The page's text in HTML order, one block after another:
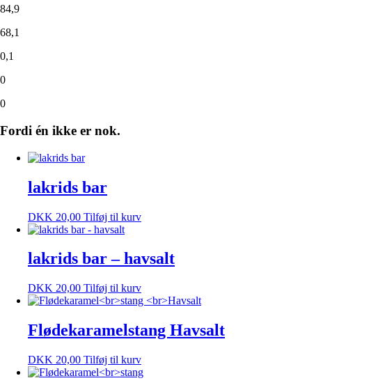
84,9
68,1
0,1
0
0
Fordi én ikke er nok.
lakrids bar
DKK 20,00 Tilføj til kurv
lakrids bar – havsalt
DKK 20,00 Tilføj til kurv
Flødekaramelstang Havsalt
DKK 20,00 Tilføj til kurv